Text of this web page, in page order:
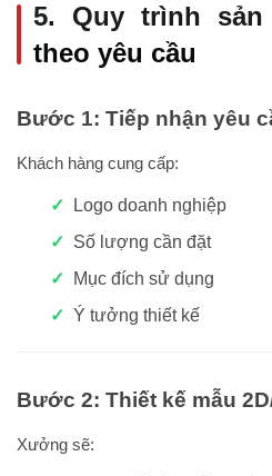
5. Quy trình sản
theo yêu cầu
Bước 1: Tiếp nhận yêu
Khách hàng cung cấp:
Logo doanh nghiệp
Số lượng cần đặt
Mục đích sử dụng
Ý tưởng thiết kế
Bước 2: Thiết kế mẫu
Xưởng sẽ: